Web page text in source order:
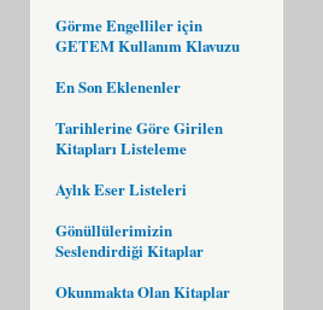
Görme Engelliler için
GETEM Kullanım Klavuzu
En Son Eklenenler
Tarihlerine Göre Girilen
Kitapları Listeleme
Aylık Eser Listeleri
Gönüllülerimizin
Seslendirdiği Kitaplar
Okunmakta Olan Kitaplar